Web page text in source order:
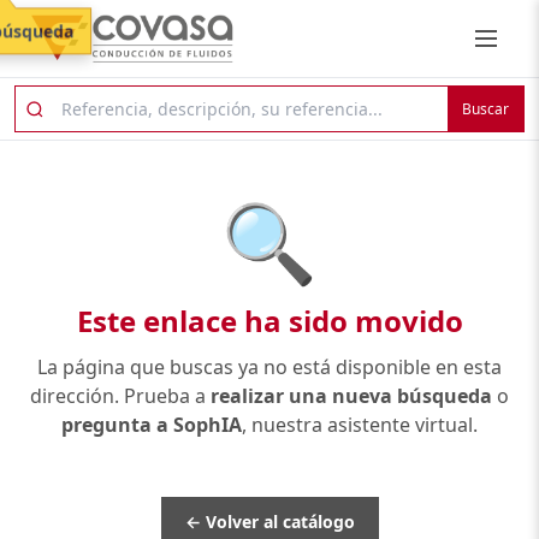
Buscar
🔍
Este enlace ha sido movido
La página que buscas ya no está disponible en esta
dirección. Prueba a realizar una nueva búsqueda o
pregunta a SophIA, nuestra asistente virtual.
← Volver al catálogo